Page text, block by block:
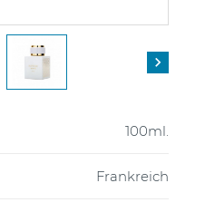

100ml.
Frankreich